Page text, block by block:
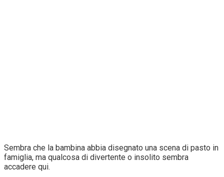
Sembra che la bambina abbia disegnato una scena di pasto in
famiglia, ma qualcosa di divertente o insolito sembra
accadere qui.